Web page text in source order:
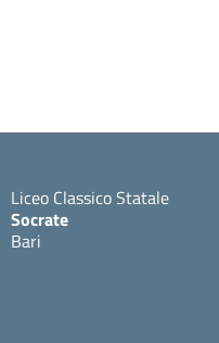
Liceo Classico Statale
Socrate
Bari